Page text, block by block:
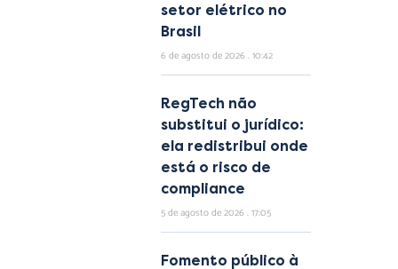
setor elétrico no
Brasil
6 de agosto de 2026 10:42
RegTech não
substitui o jurídico:
ela redistribui onde
está o risco de
compliance
5 de agosto de 2026 17:05
Fomento público à